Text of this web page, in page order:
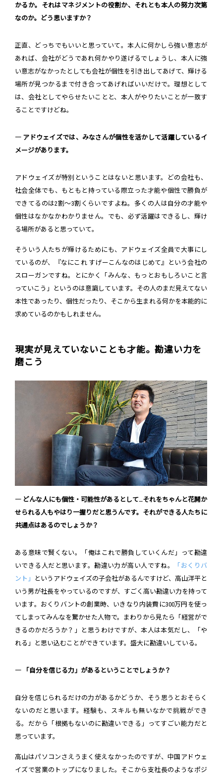
かるか。それはマネジメントの役割か、それとも本人の努力次第
なのか。どう思いますか？
正直、どっちでもいいと思っていて。本人に何かしら強い意志が
あれば、会社がどうであれ何かやり遂げるでしょうし、本人に強
い意志がなかったとしても会社が個性を引き出してあげて、輝ける
場所が見つかるまで付き合ってあげればいいだけで。理想として
は、会社としてやらせたいことと、本人がやりたいことが一致す
ることですけどね。
― アドウェイズでは、みなさんが個性を活かして活躍しているイ
メージがあります。
アドウェイズが特別ということはないと思います。どの会社も、
社会全体でも、もともと持っている際立った才能や個性で勝負が
できてるのは2割～3割くらいですよね。多くの人は自分の才能や
個性はなかなかわかりません。でも、必ず活躍はできるし、輝け
る場所があると思っていて。
そういう人たちが輝けるためにも、アドウェイズ全員で大事にし
ているのが、『なにこれ すげーこんなのはじめて』という会社の
スローガンですね。とにかく「みんな、もっとおもしろいこと言
っていこう」というのは意識しています。その人のまだ見えてない
本性であったり、個性だったり、そこから生まれる何かを本能的に
求めているのかもしれません。
現実が見えていないことも才能。勘違い力を
磨こう
― どんな人にも個性・可能性があるとして…それをちゃんと花開か
せられる人もやはり一握りだと思うんです。それができる人たちに
共通点はあるのでしょうか？
ある意味で賢くない。「俺はこれで勝負していくんだ」って勘違
いできる人だと思います。勘違い力が高い人ですね。
「おくりバ
ント」
というアドウェイズの子会社があるんですけど、高山洋平と
いう男が社長をやっているのですが、すごく高い勘違い力を持って
います。おくりバントの創業時、いきなり内装費に300万円を使っ
てしまってみんなを驚かせた人物で。まわりから見たら「経営がで
きるのかだろうか？」と思うわけですが、本人は本気だし、「や
れる」と思い込むことができています。盛大に勘違いしている。
― 「自分を信じる力」があるということでしょうか？
自分を信じられるだけの力があるかどうか、そう思うとおそらく
ないのだと思います。経験も、スキルも無いなかで挑戦ができ
る。だから「根拠もないのに勘違いできる」ってすごい能力だと
思っています。
高山はパソコンさえうまく使えなかったのですが、中国アドウェ
イズで営業のトップになりました。そこから支社長のようなポジ